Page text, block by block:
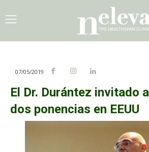
07/05/2019
El Dr. Durántez invitado
dos ponencias en EEUU